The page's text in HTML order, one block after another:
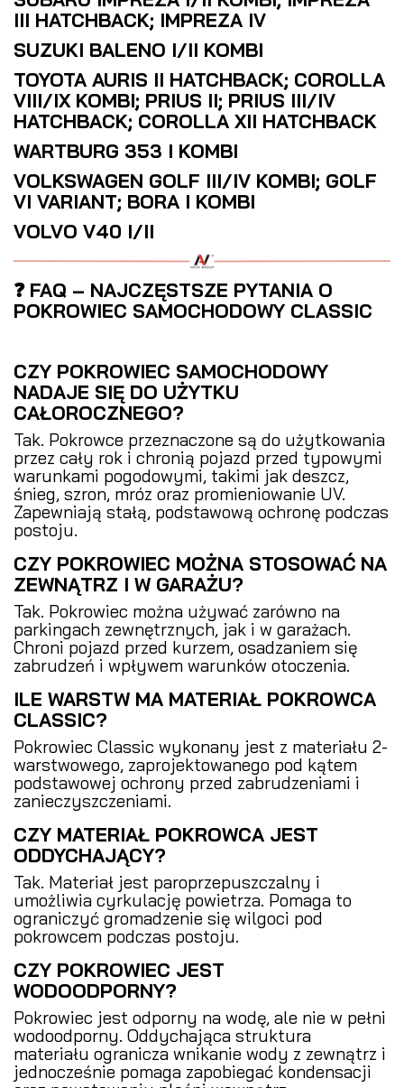
III HATCHBACK; IMPREZA IV
SUZUKI BALENO I/II KOMBI
TOYOTA AURIS II HATCHBACK; COROLLA
VIII/IX KOMBI; PRIUS II; PRIUS III/IV
HATCHBACK; COROLLA XII HATCHBACK
WARTBURG 353 I KOMBI
VOLKSWAGEN GOLF III/IV KOMBI; GOLF
VI VARIANT; BORA I KOMBI
VOLVO V40 I/II
❓ FAQ – NAJCZĘSTSZE PYTANIA O
POKROWIEC SAMOCHODOWY CLASSIC
CZY POKROWIEC SAMOCHODOWY
NADAJE SIĘ DO UŻYTKU
CAŁOROCZNEGO?
Tak. Pokrowce przeznaczone są do użytkowania
przez cały rok i chronią pojazd przed typowymi
warunkami pogodowymi, takimi jak deszcz,
śnieg, szron, mróz oraz promieniowanie UV.
Zapewniają stałą, podstawową ochronę podczas
postoju.
CZY POKROWIEC MOŻNA STOSOWAĆ NA
ZEWNĄTRZ I W GARAŻU?
Tak. Pokrowiec można używać zarówno na
parkingach zewnętrznych, jak i w garażach.
Chroni pojazd przed kurzem, osadzaniem się
zabrudzeń i wpływem warunków otoczenia.
ILE WARSTW MA MATERIAŁ POKROWCA
CLASSIC?
Pokrowiec Classic wykonany jest z materiału 2-
warstwowego, zaprojektowanego pod kątem
podstawowej ochrony przed zabrudzeniami i
zanieczyszczeniami.
CZY MATERIAŁ POKROWCA JEST
ODDYCHAJĄCY?
Tak. Materiał jest paroprzepuszczalny i
umożliwia cyrkulację powietrza. Pomaga to
ograniczyć gromadzenie się wilgoci pod
pokrowcem podczas postoju.
CZY POKROWIEC JEST
WODOODPORNY?
Pokrowiec jest odporny na wodę, ale nie w pełni
wodoodporny. Oddychająca struktura
materiału ogranicza wnikanie wody z zewnątrz i
jednocześnie pomaga zapobiegać kondensacji